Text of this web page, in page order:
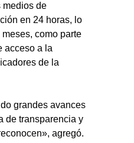
medios de
en 24 horas, lo
como parte
acceso a la
de la
grandes avances
de transparencia y
agregó.